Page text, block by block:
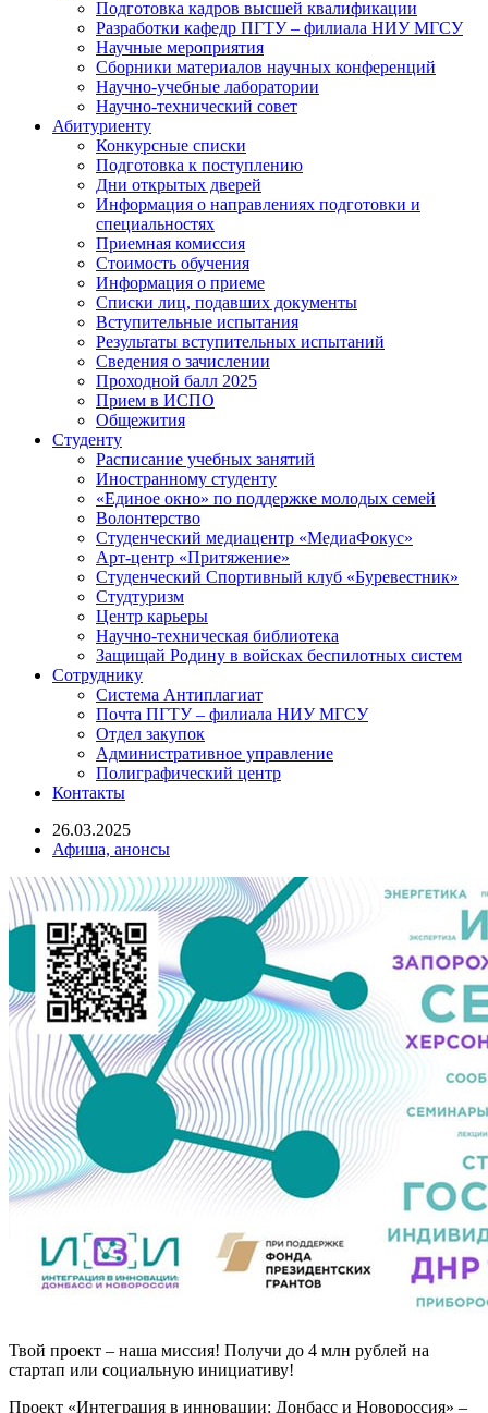
Подготовка кадров высшей квалификации
Разработки кафедр ПГТУ – филиала НИУ МГСУ
Научные мероприятия
Сборники материалов научных конференций
Научно-учебные лаборатории
Научно-технический совет
Абитуриенту
Конкурсные списки
Подготовка к поступлению
Дни открытых дверей
Информация о направлениях подготовки и
специальностях
Приемная комиссия
Стоимость обучения
Информация о приеме
Списки лиц, подавших документы
Вступительные испытания
Результаты вступительных испытаний
Сведения о зачислении
Проходной балл 2025
Прием в ИСПО
Общежития
Студенту
Расписание учебных занятий
Иностранному студенту
«Единое окно» по поддержке молодых семей
Волонтерство
Студенческий медиацентр «МедиаФокус»
Арт-центр «Притяжение»
Студенческий Спортивный клуб «Буревестник»
Студтуризм
Центр карьеры
Научно-техническая библиотека
Защищай Родину в войсках беспилотных систем
Сотруднику
Система Антиплагиат
Почта ПГТУ – филиала НИУ МГСУ
Отдел закупок
Административное управление
Полиграфический центр
Контакты
26.03.2025
Афиша, анонсы
Твой проект – наша миссия! Получи до 4 млн рублей на
стартап или социальную инициативу!
Проект «Интеграция в инновации: Донбасс и Новороссия» –